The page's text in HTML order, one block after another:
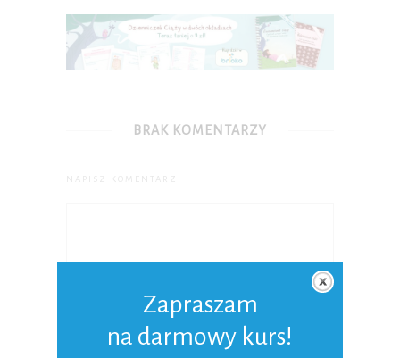
BRAK KOMENTARZY
Zapraszam
na darmowy kurs!